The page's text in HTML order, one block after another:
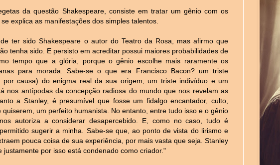
da questão Shakespeare, consiste em tratar um gênio com os
explica as manifestações dos simples talentos.
ter sido Shakespeare o autor do Teatro da Rosa, mas afirmo que
tenha sido. E persisto em acreditar possui maiores probabilidades de
tempo que a glória, porque o gênio escolhe mais raramente os
para morada. Sabe-se o que era Francisco Bacon? um triste
por causa) do enigma real da sua origem, um triste indivíduo e um
nos antípodas da concepção radiosa do mundo que nos revelam as
a Stanley, é presumível que fosse um fidalgo encantador, culto,
um perfeito humanista. No entanto, entre tudo isso e o gênio
autoriza a considerar desapercebido. E, como no caso, tudo é
sugerir a minha. Sabe-se que, ao ponto de vista do lirismo e
pouca coisa de sua experiência, por mais vasta que seja. Stanley
justamente por isso está condenado como criador."